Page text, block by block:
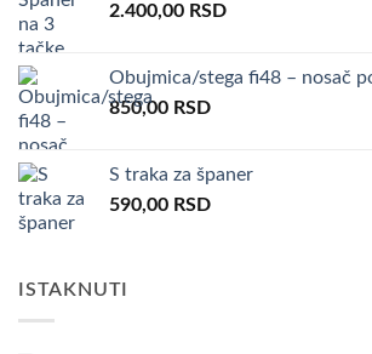
2.400,00 RSD
Obujmica/stega fi48 – nosač
850,00 RSD
S traka za španer
590,00 RSD
ISTAKNUTI